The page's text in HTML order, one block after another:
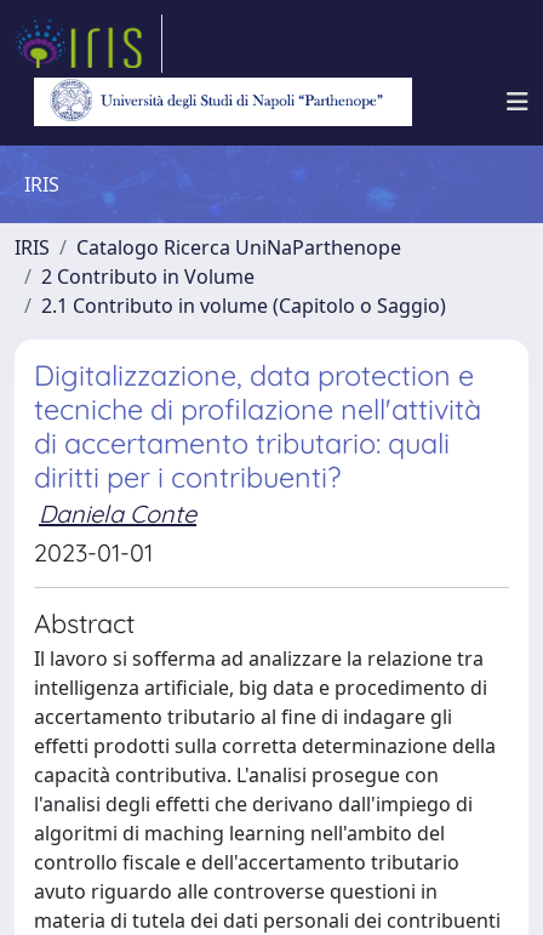
IRIS
IRIS
Catalogo Ricerca UniNaParthenope
2 Contributo in Volume
2.1 Contributo in volume (Capitolo o Saggio)
Digitalizzazione, data protection e
tecniche di profilazione nell'attività
di accertamento tributario: quali
diritti per i contribuenti?
Daniela Conte
2023-01-01
Abstract
Il lavoro si sofferma ad analizzare la relazione tra
intelligenza artificiale, big data e procedimento di
accertamento tributario al fine di indagare gli
effetti prodotti sulla corretta determinazione della
capacità contributiva. L'analisi prosegue con
l'analisi degli effetti che derivano dall'impiego di
algoritmi di maching learning nell'ambito del
controllo fiscale e dell'accertamento tributario
avuto riguardo alle controverse questioni in
materia di tutela dei dati personali dei contribuenti